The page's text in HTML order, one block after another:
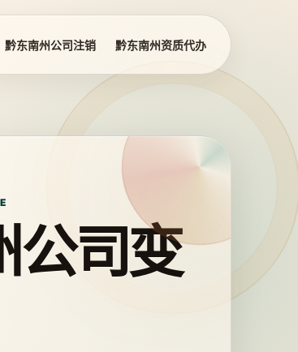
黔东南州公司注销 黔东南州资质代办
公司变